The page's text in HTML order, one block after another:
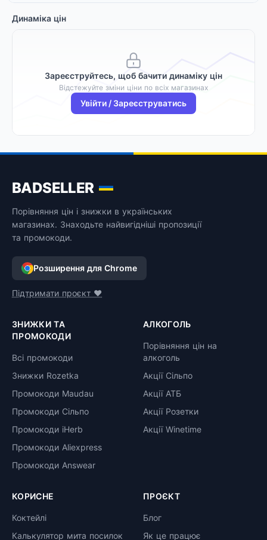
Динаміка цін
Зареєструйтесь, щоб бачити динаміку цін
Відстежуйте зміни ціни по всіх магазинах
Увійти / Зареєструватись
BADSELLER
Порівняння цін і знижки в українських
магазинах. Знаходьте найвигідніші пропозиції
та промокоди.
Розширення для Chrome
Підтримати проєкт ❤️
ЗНИЖКИ ТА
ПРОМОКОДИ
Всі промокоди
Знижки Rozetka
Промокоди Maudau
Промокоди Сільпо
Промокоди iHerb
Промокоди Aliexpress
Промокоди Answear
АЛКОГОЛЬ
Порівняння цін на
алкоголь
Акції Сільпо
Акції АТБ
Акції Розетки
Акції Winetime
КОРИСНЕ
Коктейлі
Калькулятор мита посилок
ПРОЄКТ
Блог
Як це працює